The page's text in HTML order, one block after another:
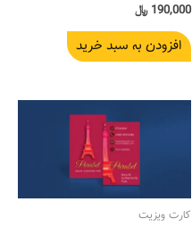
190,000 ﷼
افزودن به سبد خرید
کارت ویزیت